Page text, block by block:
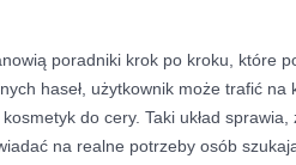
poradniki krok po kroku, które
haseł, użytkownik może trafić na
do cery. Taki układ
na realne potrzeby osób